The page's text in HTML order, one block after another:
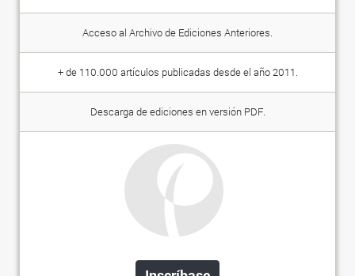
Acceso al Archivo de Ediciones Anteriores.
+ de 110.000 artículos publicadas desde el año 2011.
Descarga de ediciones en versión PDF.